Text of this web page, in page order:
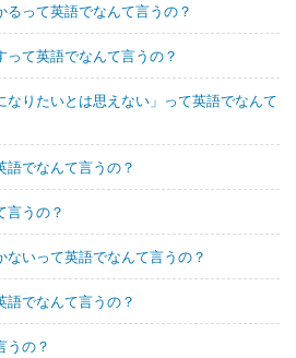
って英語でなんて言うの？
て英語でなんて言うの？
なりたいとは思えない」って英語でなんて
でなんて言うの？
言うの？
いって英語でなんて言うの？
語でなんて言うの？
うの？